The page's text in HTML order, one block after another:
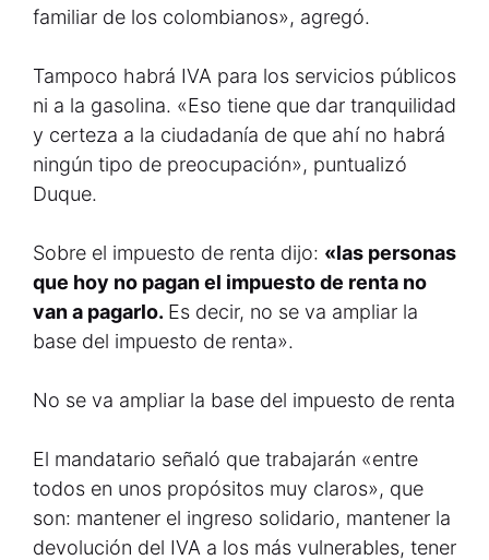
familiar de los colombianos», agregó.
Tampoco habrá IVA para los servicios públicos
ni a la gasolina. «Eso tiene que dar tranquilidad
y certeza a la ciudadanía de que ahí no habrá
ningún tipo de preocupación», puntualizó
Duque.
Sobre el impuesto de renta dijo: «las personas
que hoy no pagan el impuesto de renta no
van a pagarlo. Es decir, no se va ampliar la
base del impuesto de renta».
No se va ampliar la base del impuesto de renta
El mandatario señaló que trabajarán «entre
todos en unos propósitos muy claros», que
son: mantener el ingreso solidario, mantener la
devolución del IVA a los más vulnerables, tener